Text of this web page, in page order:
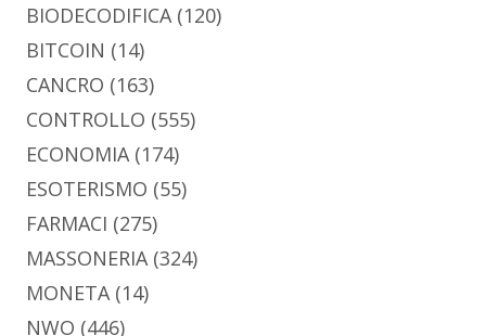
BIODECODIFICA(120)
BITCOIN (14)
CANCRO (163)
CONTROLLO (555)
ECONOMIA(174)
ESOTERISMO (55)
FARMACI (275)
MASSONERIA(324)
MONETA(14)
NWO (446)